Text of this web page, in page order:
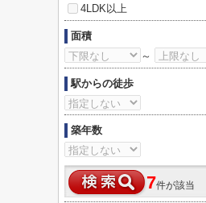
4LDK以上
面積
～
駅からの徒歩
築年数
7件が該当